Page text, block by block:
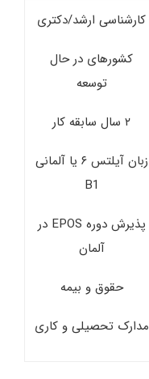
کارشناسی ارشد/دکتری
کشورهای در حال
توسعه
۲ سال سابقه کار
زبان آیلتس ۶ یا آلمانی
B1
پذیرش دوره EPOS در
آلمان
حقوق و بیمه
مدارک تحصیلی و کاری